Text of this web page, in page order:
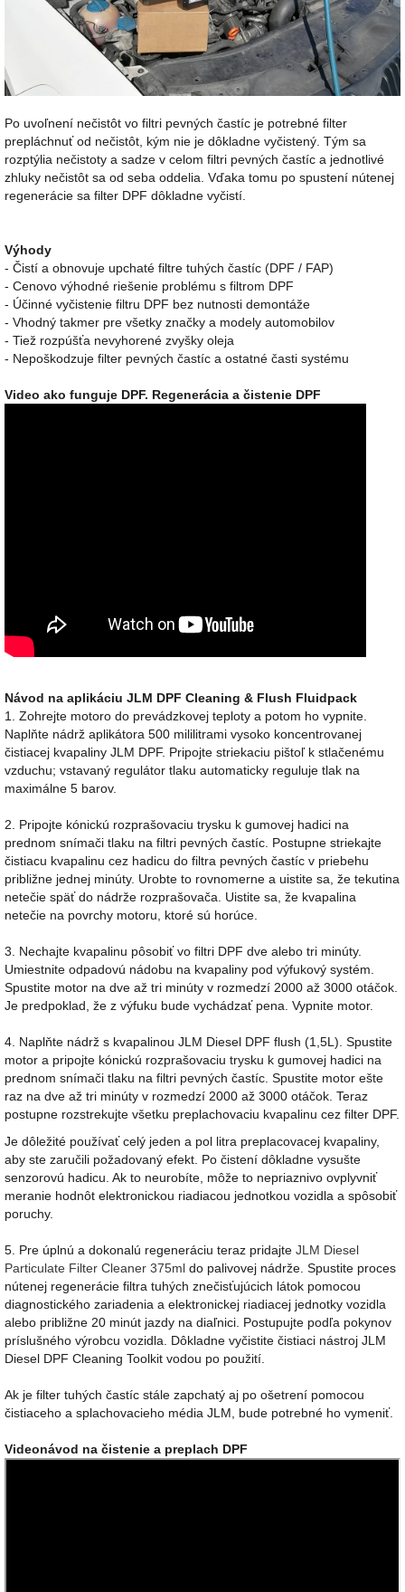
Po uvoľnení nečistôt vo filtri pevných častíc je potrebné filter
prepláchnuť od nečistôt, kým nie je dôkladne vyčistený. Tým sa
rozptýlia nečistoty a sadze v celom filtri pevných častíc a jednotlivé
zhluky nečistôt sa od seba oddelia. Vďaka tomu po spustení nútenej
regenerácie sa filter DPF dôkladne vyčistí.
Výhody
- Čistí a obnovuje upchaté filtre tuhých častíc (DPF / FAP)
- Cenovo výhodné riešenie problému s filtrom DPF
- Účinné vyčistenie filtru DPF bez nutnosti demontáže
- Vhodný takmer pre všetky značky a modely automobilov
- Tiež rozpúšťa nevyhorené zvyšky oleja
- Nepoškodzuje filter pevných častíc a ostatné časti systému
Video ako funguje DPF. Regenerácia a čistenie DPF
Návod na aplikáciu JLM DPF Cleaning & Flush Fluidpack
1. Zohrejte motoro do prevádzkovej teploty a potom ho vypnite.
Naplňte nádrž aplikátora 500 mililitrami vysoko koncentrovanej
čistiacej kvapaliny JLM DPF. Pripojte striekaciu pištoľ k stlačenému
vzduchu; vstavaný regulátor tlaku automaticky reguluje tlak na
maximálne 5 barov.
2. Pripojte kónickú rozprašovaciu trysku k gumovej hadici na
prednom snímači tlaku na filtri pevných častíc. Postupne striekajte
čistiacu kvapalinu cez hadicu do filtra pevných častíc v priebehu
približne jednej minúty. Urobte to rovnomerne a uistite sa, že tekutina
netečie späť do nádrže rozprašovača. Uistite sa, že kvapalina
netečie na povrchy motoru, ktoré sú horúce.
3. Nechajte kvapalinu pôsobiť vo filtri DPF dve alebo tri minúty.
Umiestnite odpadovú nádobu na kvapaliny pod výfukový systém.
Spustite motor na dve až tri minúty v rozmedzí 2000 až 3000 otáčok.
Je predpoklad, že z výfuku bude vychádzať pena. Vypnite motor.
4. Naplňte nádrž s kvapalinou JLM Diesel DPF flush (1,5L). Spustite
motor a pripojte kónickú rozprašovaciu trysku k gumovej hadici na
prednom snímači tlaku na filtri pevných častíc. Spustite motor ešte
raz na dve až tri minúty v rozmedzí 2000 až 3000 otáčok. Teraz
postupne rozstrekujte všetku preplachovaciu kvapalinu cez filter DPF.
Je dôležité používať celý jeden a pol litra preplacovacej kvapaliny,
aby ste zaručili požadovaný efekt. Po čistení dôkladne vysušte
senzorovú hadicu. Ak to neurobíte, môže to nepriaznivo ovplyvniť
meranie hodnôt elektronickou riadiacou jednotkou vozidla a spôsobiť
poruchy.
5. Pre úplnú a dokonalú regeneráciu teraz pridajte JLM Diesel
Particulate Filter Cleaner 375ml do palivovej nádrže. Spustite proces
nútenej regenerácie filtra tuhých znečisťujúcich látok pomocou
diagnostického zariadenia a elektronickej riadiacej jednotky vozidla
alebo približne 20 minút jazdy na diaľnici. Postupujte podľa pokynov
príslušného výrobcu vozidla. Dôkladne vyčistite čistiaci nástroj JLM
Diesel DPF Cleaning Toolkit vodou po použití.
Ak je filter tuhých častíc stále zapchatý aj po ošetrení pomocou
čistiaceho a splachovacieho média JLM, bude potrebné ho vymeniť.
Videonávod na čistenie a preplach DPF